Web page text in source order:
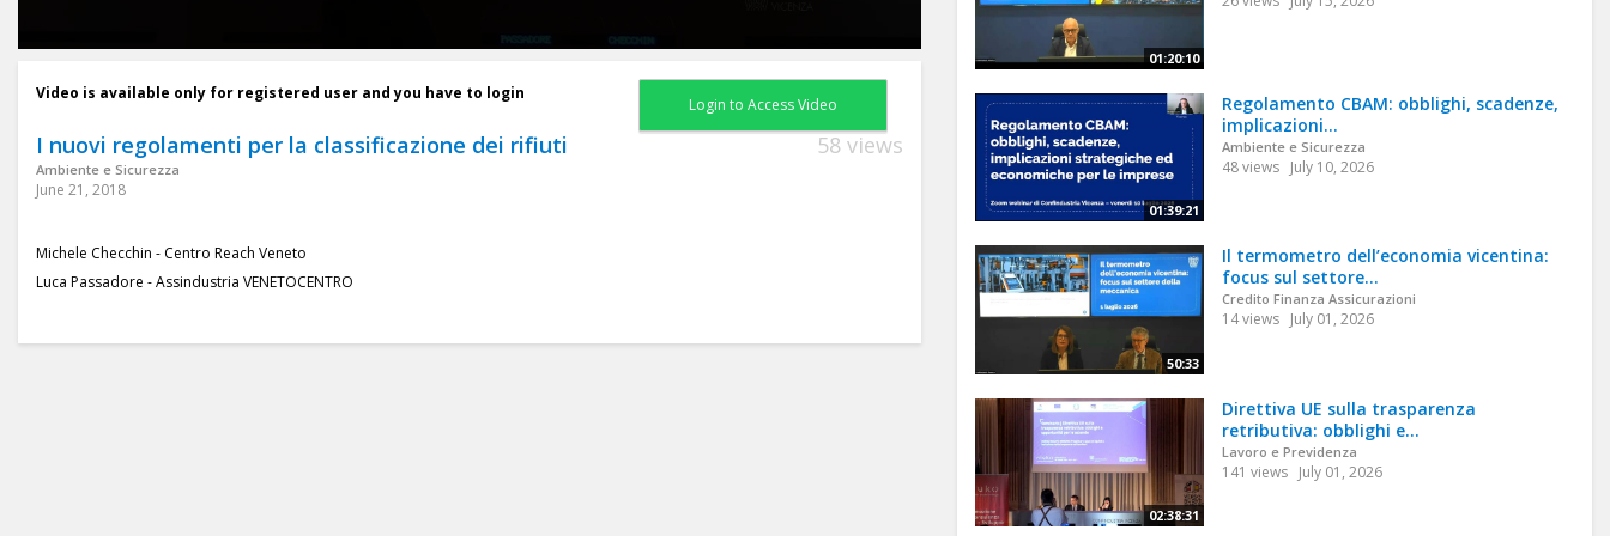
Video is available only for registered user and you have to login
Login to Access Video
I nuovi regolamenti per la classificazione dei rifiuti
Ambiente e Sicurezza
58 views
June 21, 2018
Michele Checchin - Centro Reach Veneto
Luca Passadore - Assindustria VENETOCENTRO
01:20:10
01:39:21
Regolamento CBAM: obblighi, scadenze,
implicazioni...
Ambiente e Sicurezza
48 views July 10, 2026
50:33
Il termometro dell’economia vicentina:
focus sul settore...
Credito Finanza Assicurazioni
14 views July 01, 2026
02:38:31
Direttiva UE sulla trasparenza
retributiva: obblighi e...
Lavoro e Previdenza
141 views July 01, 2026